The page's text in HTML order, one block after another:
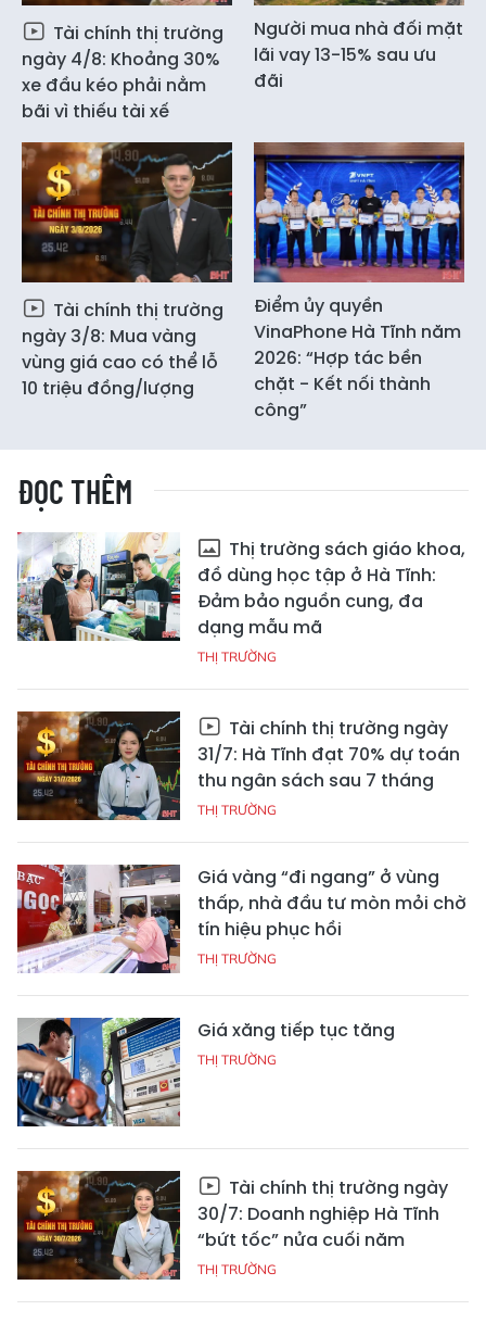
Tài chính thị trường
ngày 4/8: Khoảng 30%
xe đầu kéo phải nằm
bãi vì thiếu tài xế
Người mua nhà đối mặt
lãi vay 13-15% sau ưu
đãi
Tài chính thị trường
ngày 3/8: Mua vàng
vùng giá cao có thể lỗ
10 triệu đồng/lượng
Điểm ủy quyền
VinaPhone Hà Tĩnh năm
2026: “Hợp tác bền
chặt - Kết nối thành
công”
ĐỌC THÊM
Thị trường sách giáo khoa,
đồ dùng học tập ở Hà Tĩnh:
Đảm bảo nguồn cung, đa
dạng mẫu mã
THỊ TRƯỜNG
Tài chính thị trường ngày
31/7: Hà Tĩnh đạt 70% dự toán
thu ngân sách sau 7 tháng
THỊ TRƯỜNG
Giá vàng “đi ngang” ở vùng
thấp, nhà đầu tư mòn mỏi chờ
tín hiệu phục hồi
THỊ TRƯỜNG
Giá xăng tiếp tục tăng
THỊ TRƯỜNG
Tài chính thị trường ngày
30/7: Doanh nghiệp Hà Tĩnh
“bứt tốc” nửa cuối năm
THỊ TRƯỜNG